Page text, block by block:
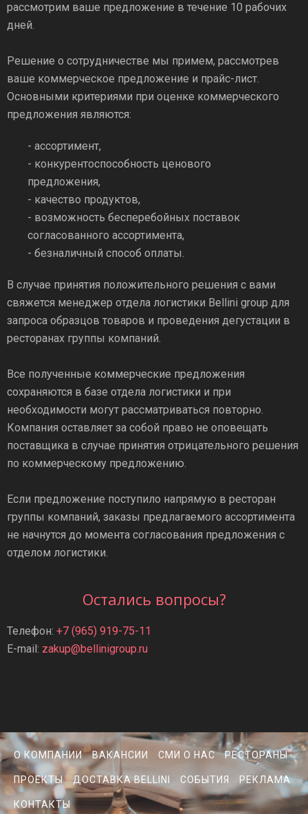
рассмотрим ваше предложение в течение 10 рабочих
дней.
Решение о сотрудничестве мы примем, рассмотрев
ваше коммерческое предложение и прайс-лист.
Основными критериями при оценке коммерческого
предложения являются:
- ассортимент,
- конкурентоспособность ценового
предложения,
- качество продуктов,
- возможность бесперебойных поставок
согласованного ассортимента,
- безналичный способ оплаты.
В случае принятия положительного решения с вами
свяжется менеджер отдела логистики Bellini group для
запроса образцов товаров и проведения дегустации в
ресторанах группы компаний.
Все полученные коммерческие предложения
сохраняются в базе отдела логистики и при
необходимости могут рассматриваться повторно.
Компания оставляет за собой право не оповещать
поставщика в случае принятия отрицательного решения
по коммерческому предложению.
Если предложение поступило напрямую в ресторан
группы компаний, заказы предлагаемого ассортимента
не начнутся до момента согласования предложения с
отделом логистики.
Остались вопросы?
Телефон: +7 (965) 919-75-11
E-mail: zakup@bellinigroup.ru
О КОМПАНИИ ВАКАНСИИ СМИ О НАС РЕСТОРАНЫ
ПРОЕКТЫ ДОСТАВКА BELLINI СОБЫТИЯ РЕКЛАМА
КОНТАКТЫ